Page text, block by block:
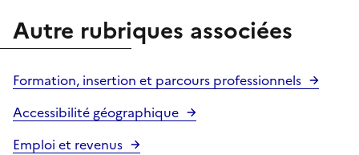
Autre rubriques associées
Formation, insertion et parcours professionnels
Accessibilité géographique
Emploi et revenus